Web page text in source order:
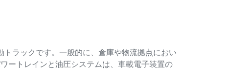
ラックです。一般的に、倉庫や物流拠点におい
ートレインと油圧システムは、車載電子装置の